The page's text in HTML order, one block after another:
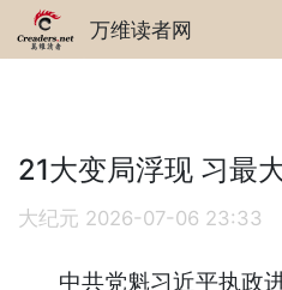
万维读者网
21大变局浮现 习最
大纪元 2026-07-06 23:33
中共党魁习近平执政进